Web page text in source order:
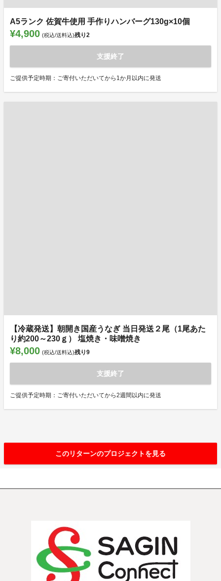
A5ランク 佐賀牛使用 手作りハンバーグ130g×10個
¥4,900 (税込/送料込)残り2
支援終了
ご提供予定時期：ご寄付いただいてから1か月以内に発送
【冷蔵発送】朝開き国産うなぎ 当日発送２尾（1尾あた
り約200～230ｇ） 塩焼き・味噌焼き
¥8,000 (税込/送料込)残り9
支援終了
ご提供予定時期：ご寄付いただいてから2週間以内に発送
このリターンのプロジェクトを見る